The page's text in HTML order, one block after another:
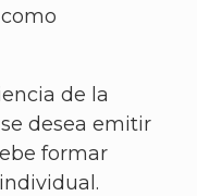
de la
desea emitir
formar